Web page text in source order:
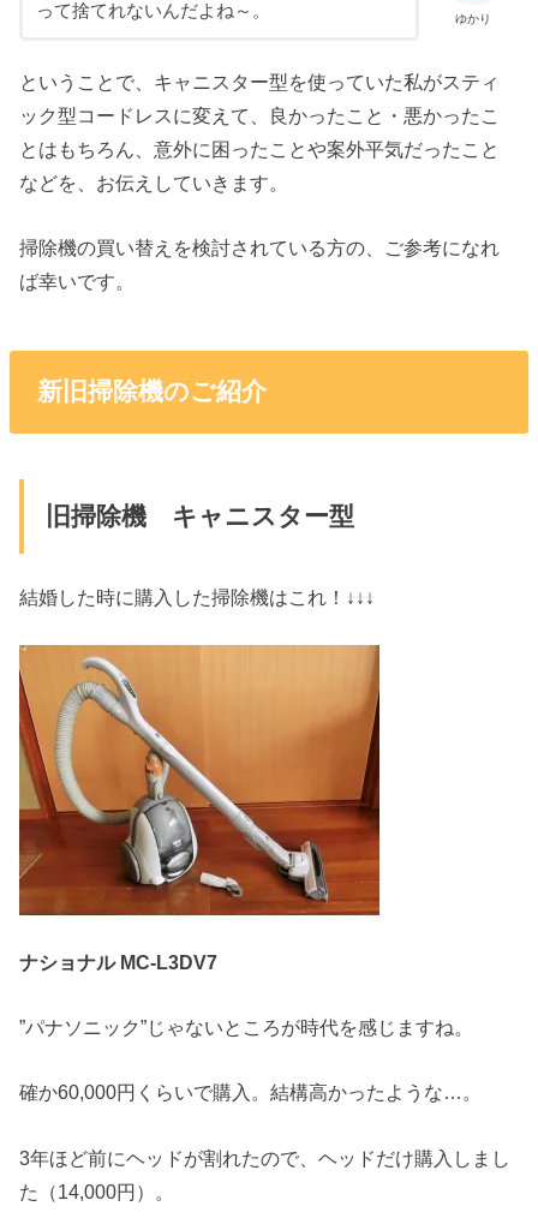
ゆかり
って捨てれないんだよね～。
ということで、キャニスター型を使っていた私がスティ
ック型コードレスに変えて、良かったこと・悪かったこ
とはもちろん、意外に困ったことや案外平気だったこと
などを、お伝えしていきます。
掃除機の買い替えを検討されている方の、ご参考になれ
ば幸いです。
新旧掃除機のご紹介
旧掃除機 キャニスター型
結婚した時に購入した掃除機はこれ！↓↓↓
ナショナル MC-L3DV7
”パナソニック”じゃないところが時代を感じますね。
確か60,000円くらいで購入。結構高かったような…。
3年ほど前にヘッドが割れたので、ヘッドだけ購入しまし
た（14,000円）。